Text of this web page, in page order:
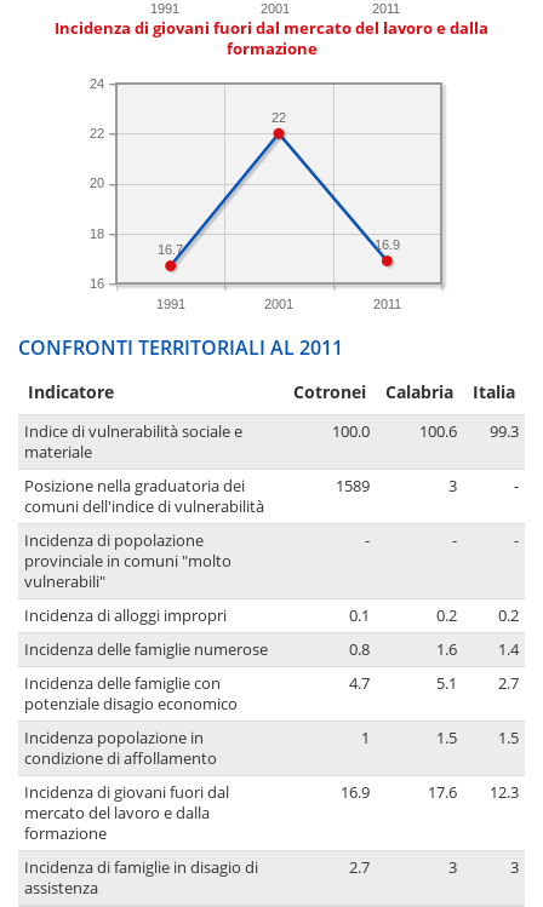
1991 2001 2011
Incidenza di giovani fuori dal mercato del lavoro e dalla
formazione
1991 2001 2011
16
18
20
22
24
16.9
22
16.7
CONFRONTI TERRITORIALI AL 2011
Indicatore Cotronei Calabria Italia
Indice di vulnerabilità sociale e
materiale
100.0 100.6 99.3
Posizione nella graduatoria dei
comuni dell'indice di vulnerabilità
1589 3 -
Incidenza di popolazione
provinciale in comuni "molto
vulnerabili"
- - -
Incidenza di alloggi impropri 0.1 0.2
0.2
Incidenza delle famiglie numerose
0.8 1.6
1.4
Incidenza delle famiglie con
potenziale disagio economico
4.7 5.1 2.7
Incidenza popolazione in
condizione di affollamento
1 1.5 1.5
Incidenza di giovani fuori dal
mercato del lavoro e dalla
formazione
16.9 17.6 12.3
Incidenza di famiglie in disagio di
assistenza
2.7 3 3